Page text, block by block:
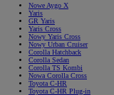
Nowe Aygo X
Yaris
GR Yaris
Yaris Cross
Nowy Yaris Cross
Nowy Urban Cruiser
Corolla Hatchback
Corolla Sedan
Corolla TS Kombi
Nowa Corolla Cross
Toyota C-HR
Toyota C-HR Plug-in